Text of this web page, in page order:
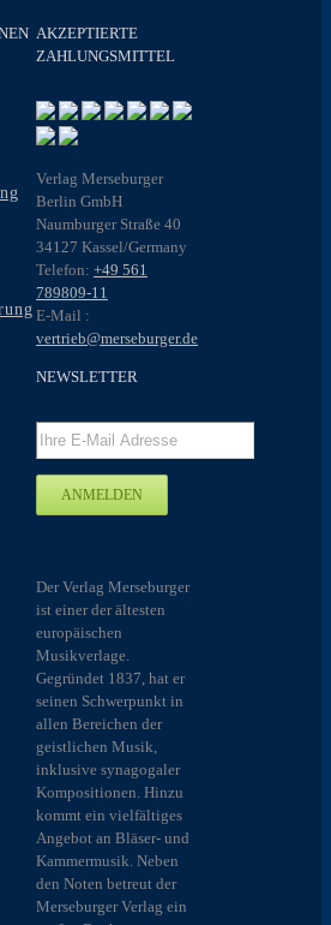
AKZEPTIERTE
ZAHLUNGSMITTEL
Verlag Merseburger
Berlin GmbH
Naumburger Straße 40
34127 Kassel/Germany
Telefon: +49 561
789809-11
E-Mail :
vertrieb@merseburger.de
NEWSLETTER
Der Verlag Merseburger
ist einer der ältesten
europäischen
Musikverlage.
Gegründet 1837, hat er
seinen Schwerpunkt in
allen Bereichen der
geistlichen Musik,
inklusive synagogaler
Kompositionen. Hinzu
kommt ein vielfältiges
Angebot an Bläser- und
Kammermusik. Neben
den Noten betreut der
Merseburger Verlag ein